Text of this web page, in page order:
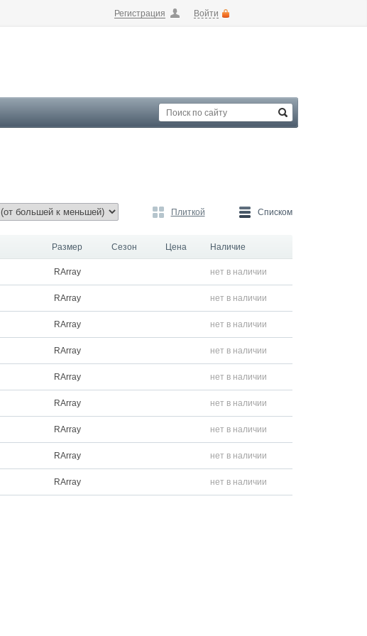
Регистрация Войти
Плиткой Списком
Размер Сезон Цена Наличие
RArray нет в наличии
RArray нет в наличии
RArray нет в наличии
RArray нет в наличии
RArray нет в наличии
RArray нет в наличии
RArray нет в наличии
RArray нет в наличии
RArray нет в наличии